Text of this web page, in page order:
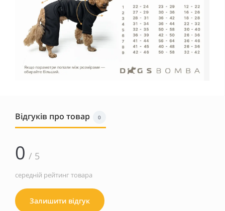
Відгуків про товар 0
0 / 5
середній рейтинг товара
Залишити відгук